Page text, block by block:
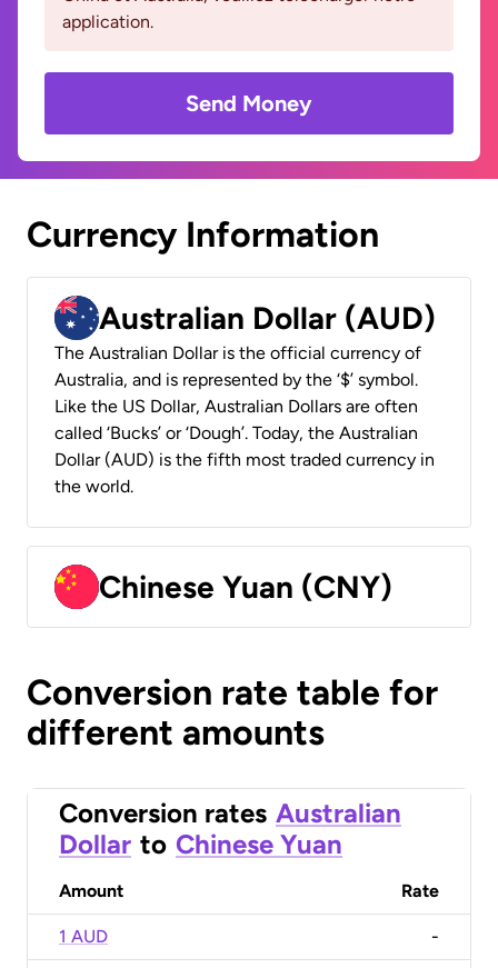
application.
Send Money
Currency Information
Australian Dollar (AUD)
The Australian Dollar is the official currency of
Australia, and is represented by the ‘$’ symbol.
Like the US Dollar, Australian Dollars are often
called ‘Bucks’ or ‘Dough’. Today, the Australian
Dollar (AUD) is the fifth most traded currency in
the world.
Chinese Yuan (CNY)
Conversion rate table for
different amounts
Conversion rates Australian
Dollar to Chinese Yuan
Amount Rate
1 AUD -